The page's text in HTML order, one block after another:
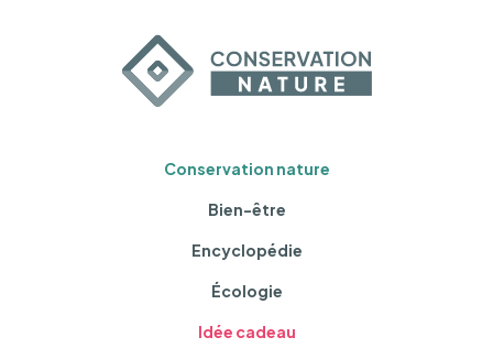
Conservation nature
Bien-être
Encyclopédie
Écologie
Idée cadeau